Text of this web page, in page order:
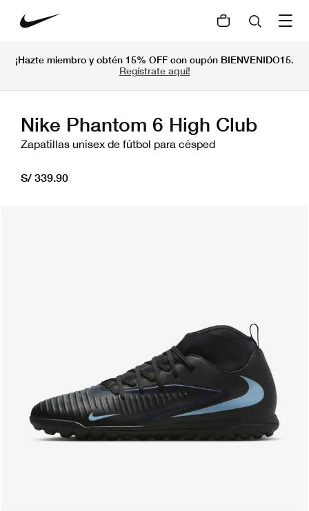
¡Hazte miembro y obtén 15% OFF con cupón BIENVENIDO15.
Regístrate aquí!
Nike Phantom 6 High Club
Zapatillas unisex de fútbol para césped
S/ 339.90